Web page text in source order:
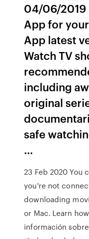
04/06/2019
App for
App latest
Watch TV
including
original
safe
…
23 Feb 2020 You
you're not
downloading
or Mac. Learn
información